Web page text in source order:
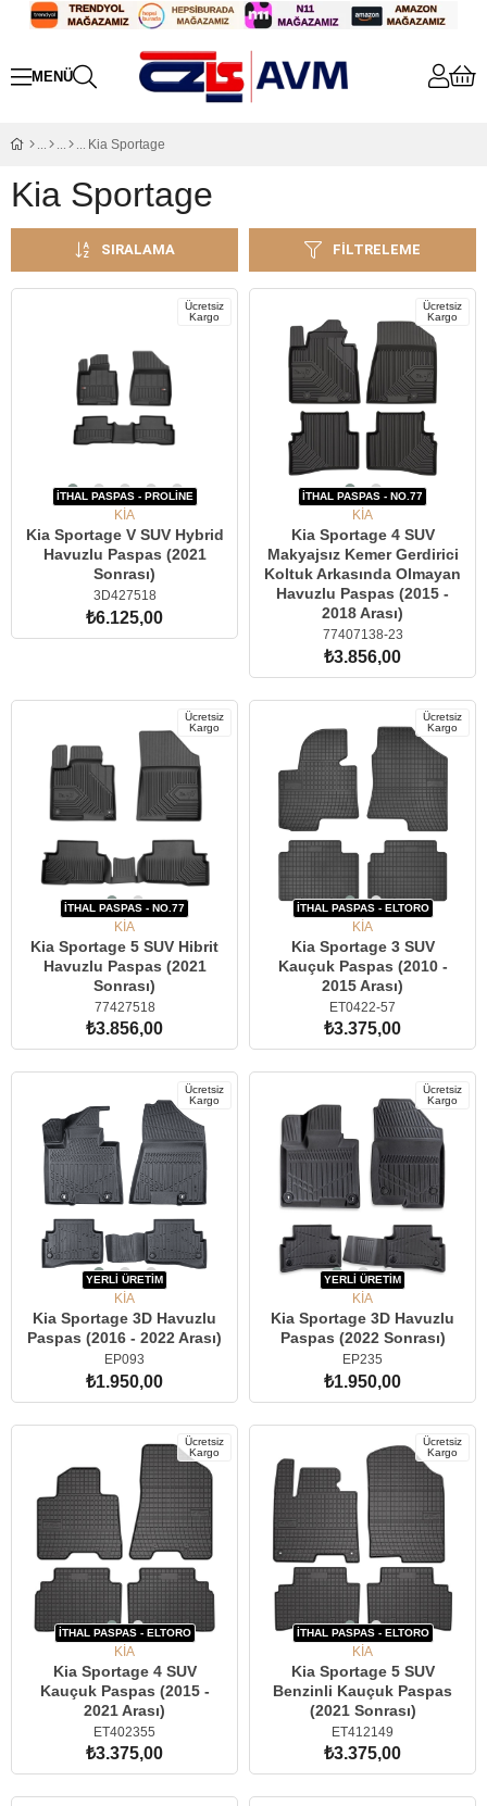
Kia Sportage
Kia Sportage
FILTRELEME
SIRALAMA
İTHAL PASPAS - PROLİNE
Ücretsiz
Kargo
KİA
Kia Sportage V SUV Hybrid
Havuzlu Paspas (2021
Sonrası)
3D427518
₺6.125,00
İTHAL PASPAS - NO.77
Ücretsiz
Kargo
KİA
Kia Sportage 4 SUV
Makyajsız Kemer Gerdirici
Koltuk Arkasında Olmayan
Havuzlu Paspas (2015 -
2018 Arası)
77407138-23
₺3.856,00
İTHAL PASPAS - NO.77
Ücretsiz
Kargo
KİA
Kia Sportage 5 SUV Hibrit
Havuzlu Paspas (2021
Sonrası)
77427518
₺3.856,00
SEPETE EKLE
İTHAL PASPAS - ELTORO
Ücretsiz
Kargo
KİA
Kia Sportage 3 SUV
Kauçuk Paspas (2010 -
2015 Arası)
ET0422-57
₺3.375,00
SEPETE EKLE
YERLİ ÜRETİM
Ücretsiz
Kargo
KİA
Kia Sportage 3D Havuzlu
Paspas (2016 - 2022 Arası)
EP093
₺1.950,00
YERLİ ÜRETİM
Ücretsiz
Kargo
KİA
Kia Sportage 3D Havuzlu
Paspas (2022 Sonrası)
EP235
₺1.950,00
İTHAL PASPAS - ELTORO
Ücretsiz
Kargo
KİA
Kia Sportage 4 SUV
Kauçuk Paspas (2015 -
2021 Arası)
ET402355
₺3.375,00
SEPETE EKLE
İTHAL PASPAS - ELTORO
Ücretsiz
Kargo
KİA
Kia Sportage 5 SUV
Benzinli Kauçuk Paspas
(2021 Sonrası)
ET412149
₺3.375,00
SEPETE EKLE